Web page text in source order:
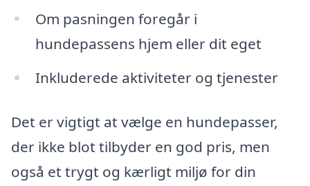
Om pasningen foregår i
hundepassens hjem eller dit eget
Inkluderede aktiviteter og tjenester
Det er vigtigt at vælge en hundepasser,
der ikke blot tilbyder en god pris, men
også et trygt og kærligt miljø for din